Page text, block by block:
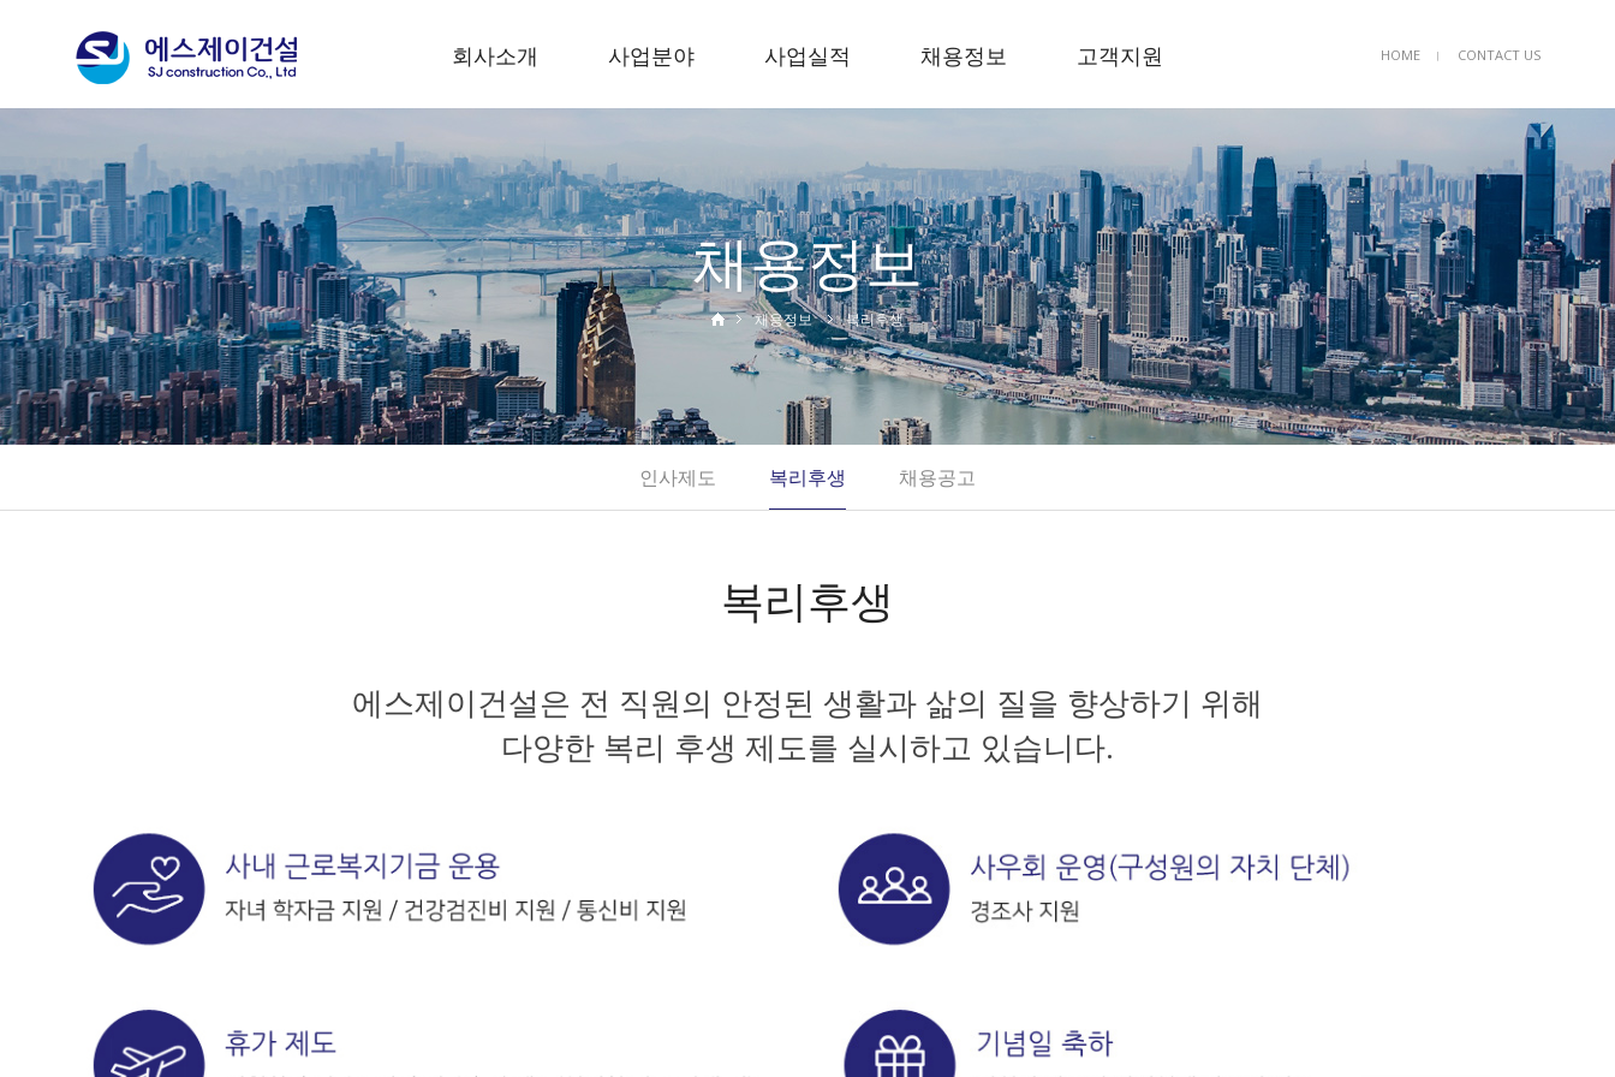
HOME ㅣ CONTACT US
회사소개
대표이사 인사말
기업이념
회사연혁
사훈 및 CI
조직현황
회사위치안내
수상실적
사업분야
건축사업
토목사업
면허보유현황
사업실적
시공능력
순위확인서
채용정보
복리후생
채용공고
고객지원
공사의뢰
Q&A
자유게시판
채용정보
채용정보 복리후생
인사제도 복리후생 채용공고
복리후생
에스제이건설은 전 직원의 안정된 생활과 삶의 질을 향상하기 위해
다양한 복리 후생 제도를 실시하고 있습니다.